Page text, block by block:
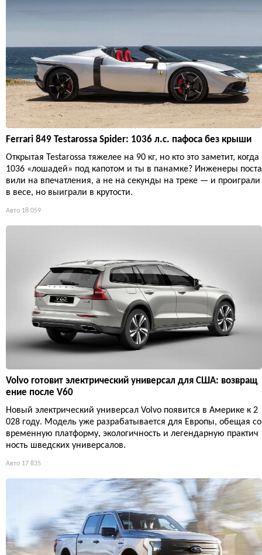
Ferrari 849 Testarossa Spider: 1036 л.с. пафоса без крыши
Открытая Testarossa тяжелее на 90 кг, но кто это заметит, когда
1036 «лошадей» под капотом и ты в панамке? Инженеры поста
вили на впечатления, а не на секунды на треке — и проиграли
в весе, но выиграли в крутости.
Авто 18 059
Volvo готовит электрический универсал для США: возвращ
ение после V60
Новый электрический универсал Volvo появится в Америке к 2
028 году. Модель уже разрабатывается для Европы, обещая со
временную платформу, экологичность и легендарную практич
ность шведских универсалов.
Авто 17 835